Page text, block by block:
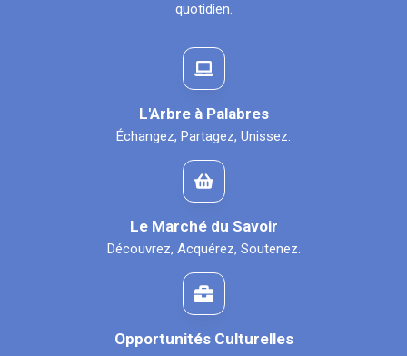
quotidien.
L'Arbre à Palabres
Échangez, Partagez, Unissez.
Le Marché du Savoir
Découvrez, Acquérez, Soutenez.
Opportunités Culturelles